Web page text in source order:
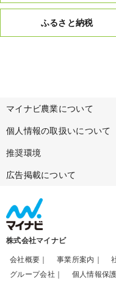
ふるさと納税
マイナビ農業について
個人情報の取扱いについて
推奨環境
広告掲載について
株式会社マイナビ
会社概要 事業所案内
グループ会社
個人情報保